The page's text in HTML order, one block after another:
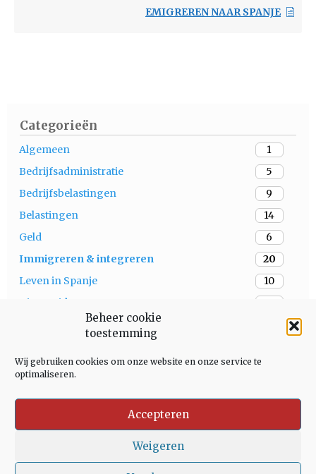
Beheer cookie
toestemming
Wij gebruiken cookies om onze website en onze service te
optimaliseren.
Accepteren
Weigeren
Categorieën
Algemeen
1
Bedrijfsadministratie
5
Bedrijfsbelastingen
9
Belastingen
14
Geld
6
Immigreren & integreren
20
Leven in Spanje
10
Niet Residenten
Ondernemen
Recht
EMIGREREN NAAR SPANJE